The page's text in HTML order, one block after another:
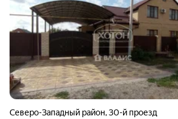
Северо-Западный район,30-й проезд